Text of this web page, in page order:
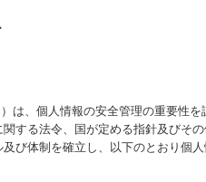
は、個人情報の安全管理の重要性
する法令、国が定める指針及びそ
び体制を確立し、以下のとおり個